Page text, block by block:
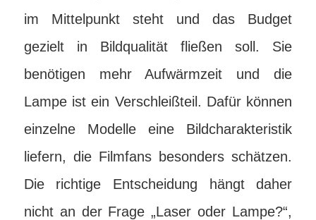
im Mittelpunkt steht und das Budget
gezielt in Bildqualität fließen soll. Sie
benötigen mehr Aufwärmzeit und die
Lampe ist ein Verschleißteil. Dafür können
einzelne Modelle eine Bildcharakteristik
liefern, die Filmfans besonders schätzen.
Die richtige Entscheidung hängt daher
nicht an der Frage „Laser oder Lampe?“,